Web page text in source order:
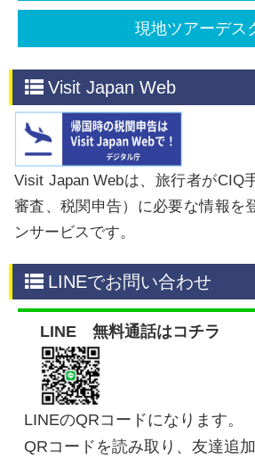
現地ツアーデス
​​Visit Japan Web
Visit Japan Webは、旅行者がCIQ
審査、税関申告）に必要な情報を
ンサービスです。
​​LINEでお問い合わせ
LINE 無料通話はコチラ
LINEのQRコードになります。
QRコードを読み取り、友達追加